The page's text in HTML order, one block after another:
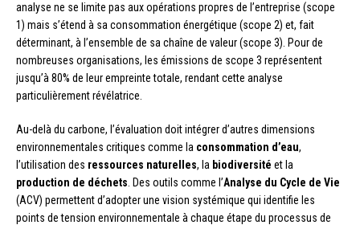
analyse ne se limite pas aux opérations propres de l’entreprise (scope
1) mais s’étend à sa consommation énergétique (scope 2) et, fait
déterminant, à l’ensemble de sa chaîne de valeur (scope 3). Pour de
nombreuses organisations, les émissions de scope 3 représentent
jusqu’à 80% de leur empreinte totale, rendant cette analyse
particulièrement révélatrice.
Au-delà du carbone, l’évaluation doit intégrer d’autres dimensions
environnementales critiques comme la consommation d’eau,
l’utilisation des ressources naturelles, la biodiversité et la
production de déchets . Des outils comme l’Analyse du Cycle de Vie
(ACV) permettent d’adopter une vision systémique qui identifie les
points de tension environnementale à chaque étape du processus de